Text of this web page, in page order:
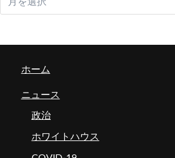
ホーム
ニュース
政治
ホワイトハウス